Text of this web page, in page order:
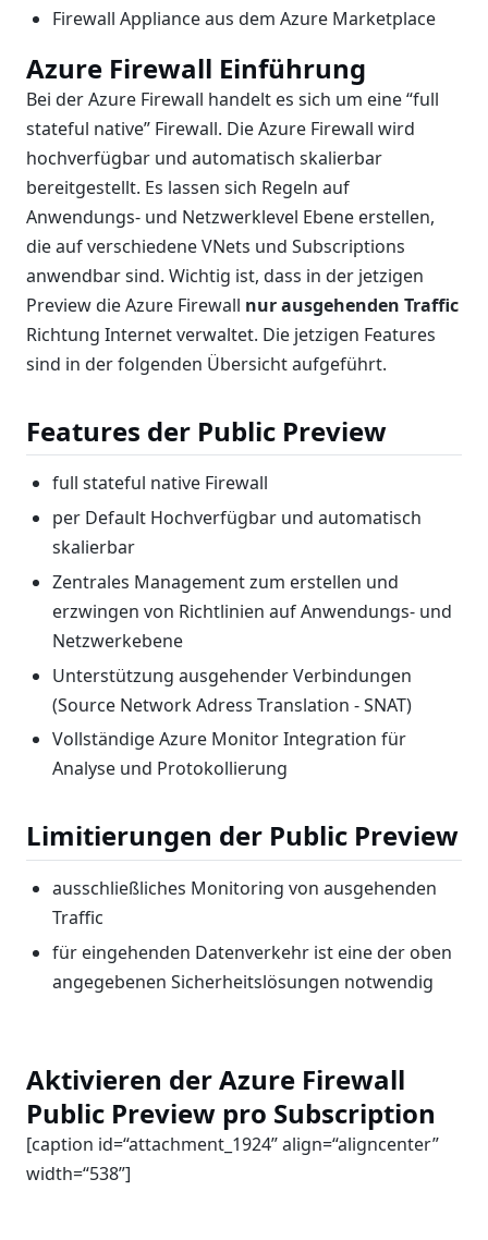
Firewall Appliance aus dem Azure Marketplace
Azure Firewall Einführung
Bei der Azure Firewall handelt es sich um eine “full
stateful native” Firewall. Die Azure Firewall wird
hochverfügbar und automatisch skalierbar
bereitgestellt. Es lassen sich Regeln auf
Anwendungs- und Netzwerklevel Ebene erstellen,
die auf verschiedene VNets und Subscriptions
anwendbar sind. Wichtig ist, dass in der jetzigen
Preview die Azure Firewall nur ausgehenden Traffic
Richtung Internet verwaltet. Die jetzigen Features
sind in der folgenden Übersicht aufgeführt.
Features der Public Preview
full stateful native Firewall
per Default Hochverfügbar und automatisch
skalierbar
Zentrales Management zum erstellen und
erzwingen von Richtlinien auf Anwendungs- und
Netzwerkebene
Unterstützung ausgehender Verbindungen
(Source Network Adress Translation - SNAT)
Vollständige Azure Monitor Integration für
Analyse und Protokollierung
Limitierungen der Public Preview
ausschließliches Monitoring von ausgehenden
Traffic
für eingehenden Datenverkehr ist eine der oben
angegebenen Sicherheitslösungen notwendig
Aktivieren der Azure Firewall
Public Preview pro Subscription
[caption id=“attachment_1924” align=“aligncenter”
width=“538”]